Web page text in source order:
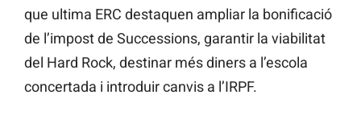
que ultima ERC destaquen ampliar la bonificació
de l’impost de Successions, garantir la viabilitat
del Hard Rock, destinar més diners a l’escola
concertada i introduir canvis a l’IRPF.